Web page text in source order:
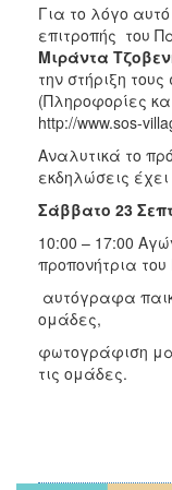
Για το λόγο
επιτροπής του
Μιράντα
την στήριξη
(Πληροφορίες
http://www.sos-
Αναλυτικά το
εκδηλώσεις
Σάββατο 23
10:00 – 17:00
προπονήτρια του
αυτόγραφα
ομάδες,
φωτογράφιση
τις ομάδες.